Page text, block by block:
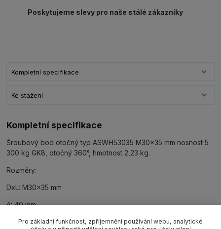
Poskytujeme slevy pro naše stálé zákazníky
Kompletní specifikace
Ke stažení
Kompletní specifikace
Šroubový bod otočný typ ASWH53035 M30x35 mm nosnost 5
300 kg GK8, otočný 360°, hmotnost 2,23 kg.
Rozměry:
DxL: M30x35 mm
A: 40 mm
B: 20 mm
Pro základní funkčnost, zpříjemnění používání webu, analytické